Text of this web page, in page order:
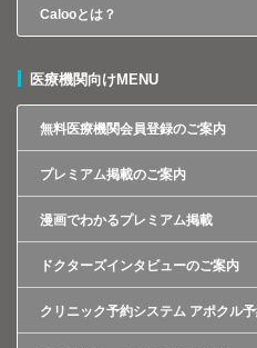
Calooとは？
医療機関向けMENU
無料医療機関会員登録のご案内
プレミアム掲載のご案内
漫画でわかるプレミアム掲載
ドクターズインタビューのご案内
クリニック予約システム アポクル